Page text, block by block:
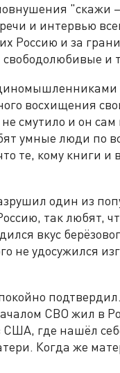
"скажи
и интервью
Россию и за
и
восхищения
смутило и он
умные люди по
те, кому книги
один из
так любят,
вкус
не удосужился
СВО жил в
США, где нашёл
Когда же